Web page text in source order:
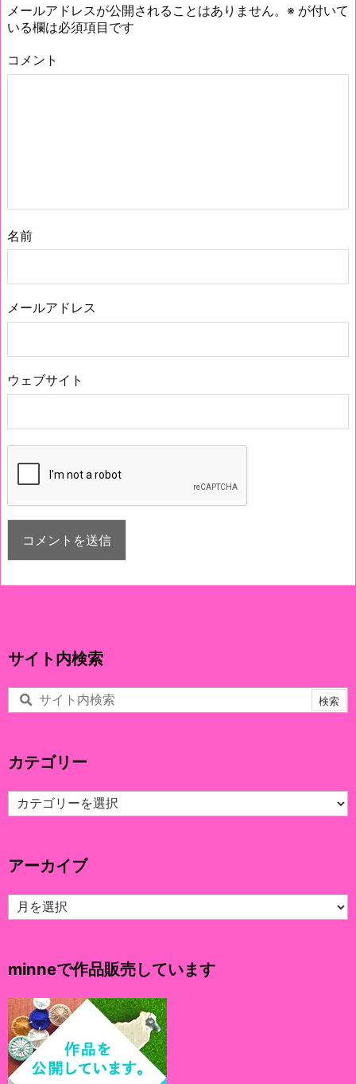
メールアドレスが公開されることはありません。 ※ が付いて
いる欄は必須項目です
コメント
名前
メールアドレス
ウェブサイト
サイト内検索
カテゴリー
カ
テ
ー
アーカイブ
ア
ー
ブ
minneで作品販売しています